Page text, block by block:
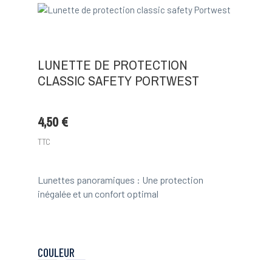
LUNETTE DE PROTECTION
CLASSIC SAFETY PORTWEST
4,50 €
TTC
Lunettes panoramiques : Une protection
inégalée et un confort optimal
COULEUR